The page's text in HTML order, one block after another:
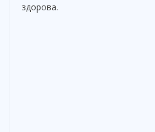
здорова.